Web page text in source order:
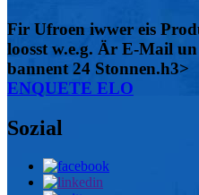
Fir Ufroen iwwer eis
loosst w.e.g. Är E-Mail
bannent 24 Stonnen.h3>
ENQUETE ELO
Sozial